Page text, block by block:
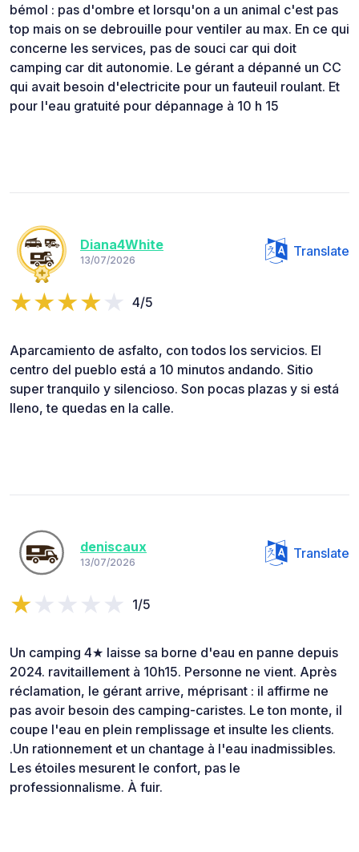
bémol : pas d'ombre et lorsqu'on a un animal c'est pas
top mais on se debrouille pour ventiler au max. En ce qui
concerne les services, pas de souci car qui doit
camping car dit autonomie. Le gérant a dépanné un CC
qui avait besoin d'electricite pour un fauteuil roulant. Et
pour l'eau gratuité pour dépannage à 10 h 15
Diana4White
13/07/2026
Translate
4/5
Aparcamiento de asfalto, con todos los servicios. El
centro del pueblo está a 10 minutos andando. Sitio
super tranquilo y silencioso. Son pocas plazas y si está
lleno, te quedas en la calle.
deniscaux
13/07/2026
Translate
1/5
Un camping 4★ laisse sa borne d'eau en panne depuis
2024. ravitaillement à 10h15. Personne ne vient. Après
réclamation, le gérant arrive, méprisant : il affirme ne
pas avoir besoin des camping-caristes. Le ton monte, il
coupe l'eau en plein remplissage et insulte les clients.
.Un rationnement et un chantage à l'eau inadmissibles.
Les étoiles mesurent le confort, pas le
professionnalisme. À fuir.